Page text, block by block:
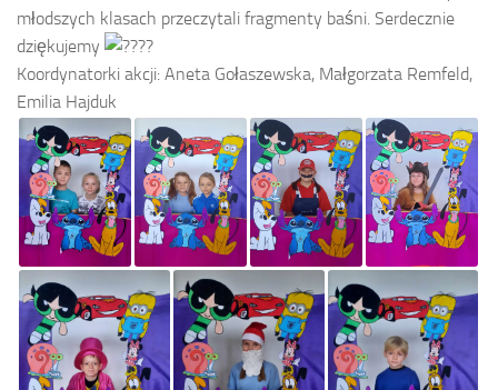
młodszych klasach przeczytali fragmenty baśni. Serdecznie
dziękujemy
Koordynatorki akcji: Aneta Gołaszewska, Małgorzata Remfeld,
Emilia Hajduk